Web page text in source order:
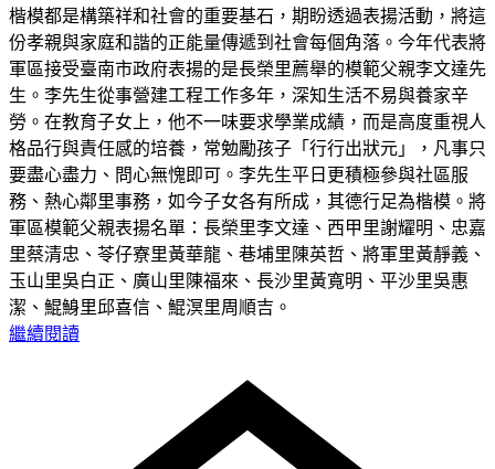
楷模都是構築祥和社會的重要基石，期盼透過表揚活動，將這
份孝親與家庭和諧的正能量傳遞到社會每個角落。今年代表將
軍區接受臺南市政府表揚的是長榮里薦舉的模範父親李文達先
生。李先生從事營建工程工作多年，深知生活不易與養家辛
勞。在教育子女上，他不一味要求學業成績，而是高度重視人
格品行與責任感的培養，常勉勵孩子「行行出狀元」，凡事只
要盡心盡力、問心無愧即可。李先生平日更積極參與社區服
務、熱心鄰里事務，如今子女各有所成，其德行足為楷模。將
軍區模範父親表揚名單：長榮里李文達、西甲里謝耀明、忠嘉
里蔡清忠、苓仔寮里黃華龍、巷埔里陳英哲、將軍里黃靜義、
玉山里吳白正、廣山里陳福來、長沙里黃寬明、平沙里吳惠
潔、鯤鯓里邱喜信、鯤溟里周順吉。
繼續閱讀